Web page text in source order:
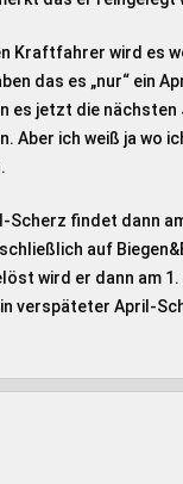
Kraftfahrer wird es
das es „nur“ ein
es jetzt die nächsten
Aber ich weiß ja wo
Scherz findet dann
auf
wird er dann am 1.
verspäteter April-